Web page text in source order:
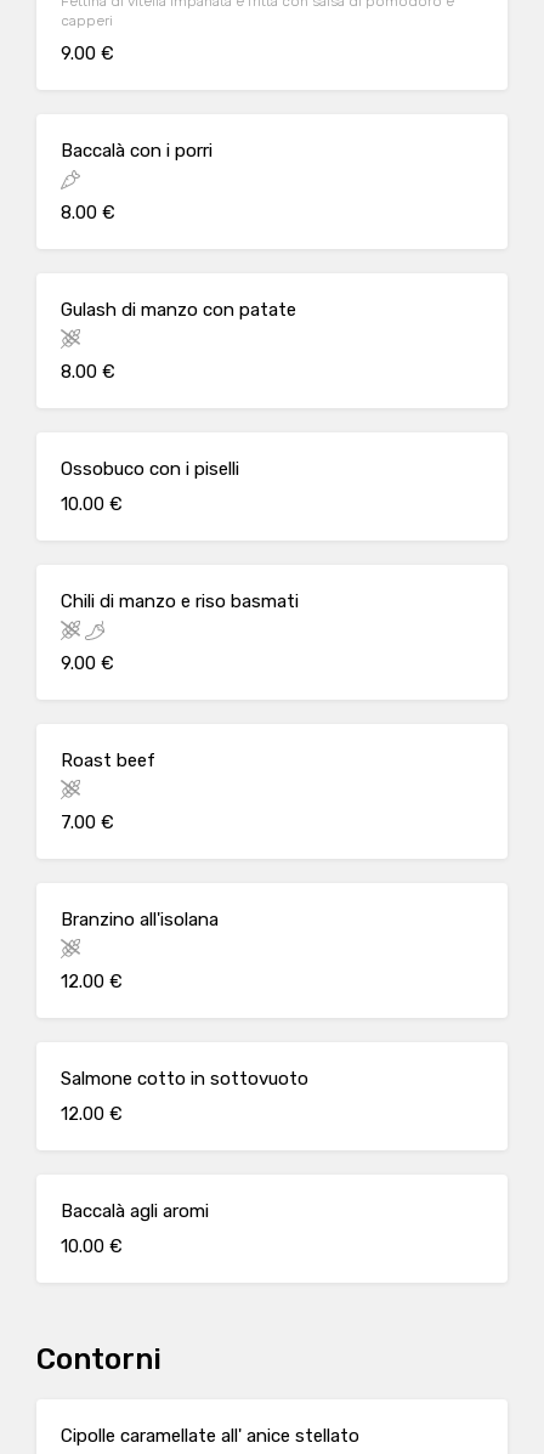
capperi
9.00 €
Baccalà con i porri
8.00 €
Gulash di manzo con patate
8.00 €
Ossobuco con i piselli
10.00 €
Chili di manzo e riso basmati
9.00 €
Roast beef
7.00 €
Branzino all'isolana
12.00 €
Salmone cotto in sottovuoto
12.00 €
Baccalà agli aromi
10.00 €
Contorni
Cipolle caramellate all' anice stellato